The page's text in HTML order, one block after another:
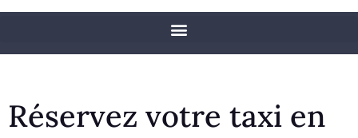
Réservez votre taxi en